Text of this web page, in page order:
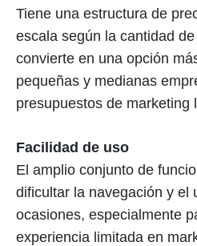
Tiene una estructura de
escala según la cantidad
convierte en una opción
pequeñas y medianas
presupuestos de marketing
Facilidad de uso
El amplio conjunto de
dificultar la navegación y el
ocasiones, especialmente
experiencia limitada en